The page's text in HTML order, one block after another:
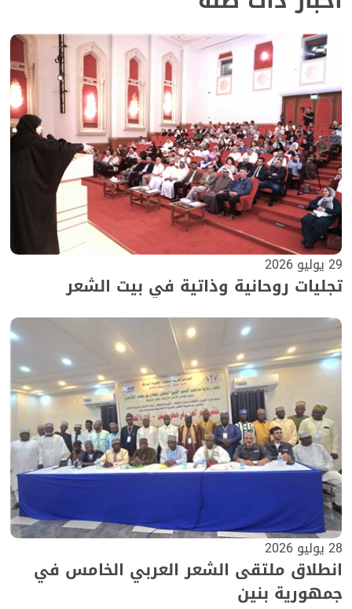
29 يوليو 2026
تجليات روحانية وذاتية في بيت الشعر
28 يوليو 2026
انطلاق ملتقى الشعر العربي الخامس في
جمهورية بنين